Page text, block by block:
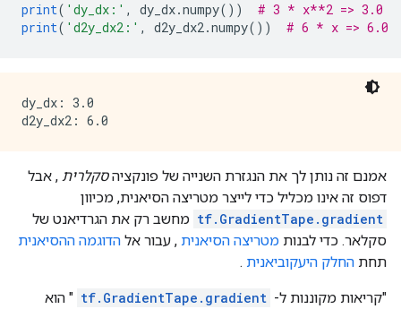
print( 'dy_dx:' , dy_dx.numpy())
# 3 * x**2 => 3.0
print( 'd2y_dx2:' , d2y_dx2.numpy()) # 6 * x => 6.0
dy_dx: 3.0
אמנם זה נותן לך את הנגזרת השנייה של פונקציהסקלרית , אבל
דפוס זה אינו מכליל כדי לייצר מטריצה ​​הסיאנית, מכיוון
tf.GradientTape.gradient מחשב רק את הגרדיאנט של
סקלאר. כדי לבנות מטריצה ​​הסיאנית , עבור אל הדוגמה ההסיאנית
תחת החלק היעקוביאנית .
"קריאות מקוננות ל- tf.GradientTape.gradient " הוא